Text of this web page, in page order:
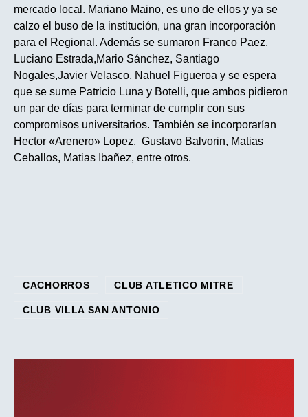
mercado local. Mariano Maino, es uno de ellos y ya se
calzo el buso de la institución, una gran incorporación
para el Regional. Además se sumaron Franco Paez,
Luciano Estrada,Mario Sánchez, Santiago
Nogales,Javier Velasco, Nahuel Figueroa y se espera
que se sume Patricio Luna y Botelli, que ambos pidieron
un par de días para terminar de cumplir con sus
compromisos universitarios. También se incorporarían
Hector «Arenero» Lopez, Gustavo Balvorin, Matias
Ceballos, Matias Ibañez, entre otros.
CACHORROS CLUB ATLETICO MITRE
CLUB VILLA SAN ANTONIO